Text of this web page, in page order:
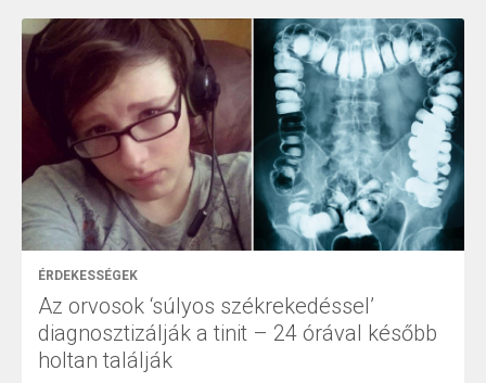
ÉRDEKESSÉGEK
Az orvosok ‘súlyos székrekedéssel’
diagnosztizálják a tinit – 24 órával később
holtan találják